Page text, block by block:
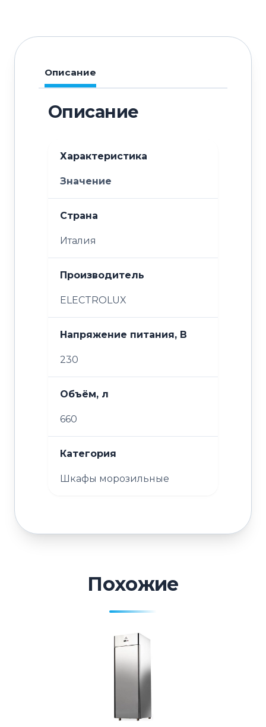
Описание
Описание
Характеристика
Значение
Страна
Италия
Производитель
ELECTROLUX
Напряжение питания, В
230
Объём, л
660
Категория
Шкафы морозильные
Похожие